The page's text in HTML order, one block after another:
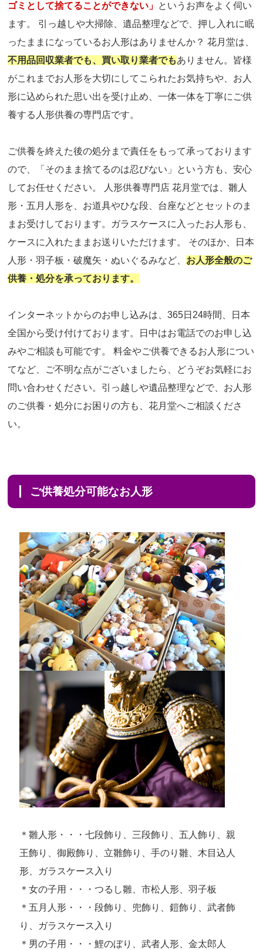
ゴミとして捨てることができない」 というお声をよく伺い
ます。 引っ越しや大掃除、遺品整理などで、押し入れに眠
ったままになっているお人形はありませんか？ 花月堂は、
不用品回収業者でも、買い取り業者でもありません。皆様
がこれまでお人形を大切にしてこられたお気持ちや、お人
形に込められた思い出を受け止め、一体一体を丁寧にご供
養する人形供養の専門店です。
ご供養を終えた後の処分まで責任をもって承っております
ので、「そのまま捨てるのは忍びない」という方も、安心
してお任せください。 人形供養専門店 花月堂では、雛人
形・五月人形を、お道具やひな段、台座などとセットのま
まお受けしております。ガラスケースに入ったお人形も、
ケースに入れたままお送りいただけます。 そのほか、日本
人形・羽子板・破魔矢・ぬいぐるみなど、 お人形全般のご
供養・処分を承っております。
インターネットからのお申し込みは、365日24時間、日本
全国から受け付けております。日中はお電話でのお申し込
みやご相談も可能です。 料金やご供養できるお人形につい
てなど、ご不明な点がございましたら、どうぞお気軽にお
問い合わせください。引っ越しや遺品整理などで、お人形
のご供養・処分にお困りの方も、花月堂へご相談くださ
い。
ご供養処分可能なお人形
＊雛人形・・・七段飾り、三段飾り、五人飾り、親
王飾り、御殿飾り、立雛飾り、手のり雛、木目込人
形、ガラスケース入り
＊女の子用・・・つるし雛、市松人形、羽子板
＊五月人形・・・段飾り、兜飾り、鎧飾り、武者飾
り、ガラスケース入り
＊男の子用・・・鯉のぼり、武者人形、金太郎人